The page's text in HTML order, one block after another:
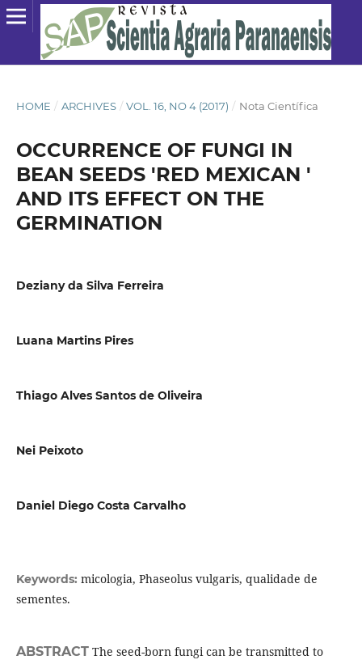
HOME / ARCHIVES / VOL. 16, NO 4 (2017) / Nota Científica
OCCURRENCE OF FUNGI IN
BEAN SEEDS 'RED MEXICAN '
AND ITS EFFECT ON THE
GERMINATION
Deziany da Silva Ferreira
Luana Martins Pires
Thiago Alves Santos de Oliveira
Nei Peixoto
Daniel Diego Costa Carvalho
Keywords: micologia, Phaseolus vulgaris, qualidade de
sementes.
ABSTRACTThe seed-born fungi can be transmitted to